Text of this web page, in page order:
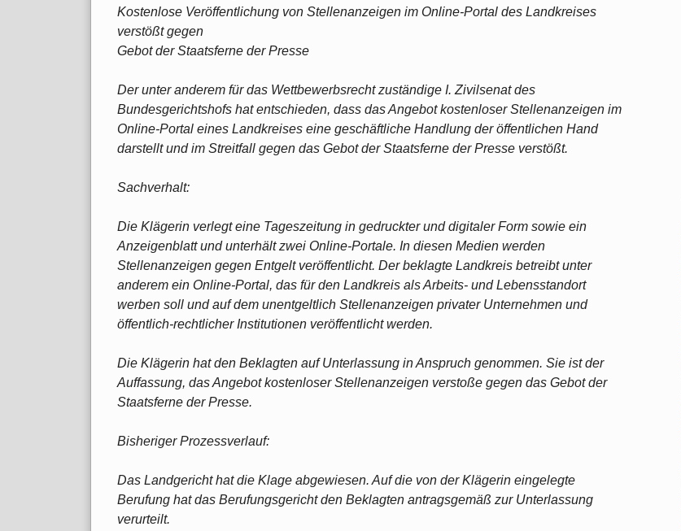
Kostenlose Veröffentlichung von Stellenanzeigen im Online-Portal des Landkreises
verstößt gegen
Gebot der Staatsferne der Presse
Der unter anderem für das Wettbewerbsrecht zuständige I. Zivilsenat des
Bundesgerichtshofs hat entschieden, dass das Angebot kostenloser Stellenanzeigen im
Online-Portal eines Landkreises eine geschäftliche Handlung der öffentlichen Hand
darstellt und im Streitfall gegen das Gebot der Staatsferne der Presse verstößt.
Sachverhalt:
Die Klägerin verlegt eine Tageszeitung in gedruckter und digitaler Form sowie ein
Anzeigenblatt und unterhält zwei Online-Portale. In diesen Medien werden
Stellenanzeigen gegen Entgelt veröffentlicht. Der beklagte Landkreis betreibt unter
anderem ein Online-Portal, das für den Landkreis als Arbeits- und Lebensstandort
werben soll und auf dem unentgeltlich Stellenanzeigen privater Unternehmen und
öffentlich-rechtlicher Institutionen veröffentlicht werden.
Die Klägerin hat den Beklagten auf Unterlassung in Anspruch genommen. Sie ist der
Auffassung, das Angebot kostenloser Stellenanzeigen verstoße gegen das Gebot der
Staatsferne der Presse.
Bisheriger Prozessverlauf:
Das Landgericht hat die Klage abgewiesen. Auf die von der Klägerin eingelegte
Berufung hat das Berufungsgericht den Beklagten antragsgemäß zur Unterlassung
verurteilt.